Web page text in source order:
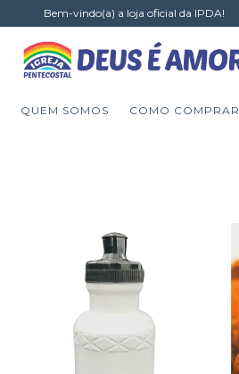
Bem-vindo(a) a loja oficial da IPDA!
QUEM SOMOS COMO COMPRAR